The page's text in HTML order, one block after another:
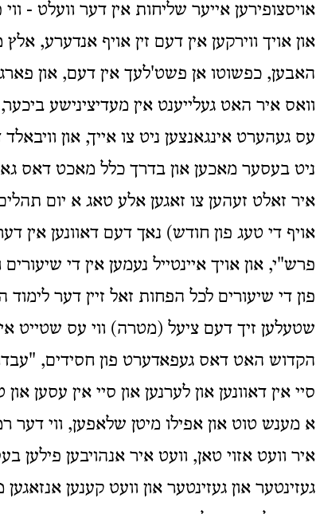
אויסצופירען אייער שליחות אין דער וועלט -
און אויך ווירקען אין דעם זין אויף אנדערע,
האבען, כפשוטו אן פשט'לעך אין דעם, און
וואס איר האט געלייענט אין מעדיצינישע
עס געהערט אינגאנצען ניט צו אייך, און
ניט בעסער מאכען און בדרך כלל מאכט דאס
איר זאלט זעהען צו זאגען אלע טאג א יום
אויף די טעג פון חודש) נאך דעם דאוונען אין
פרש"י, און אויך איינטייל נעמען אין די
פון די שיעורים לכל הפחות זאל זיין דער
שטעלען זיך דעם ציעל (מטרה) ווי עס שטייט
הקדוש האט דאס געפאדערט פון חסידים,
סיי אין דאוונען און לערנען און סיי אין עסען
א מענש טוט און אפילו מיטן שלאפען, ווי דער
איר וועט אזוי טאן, וועט איר אנהויבען פילען
געזינטער און געזינטער און וועט קענען